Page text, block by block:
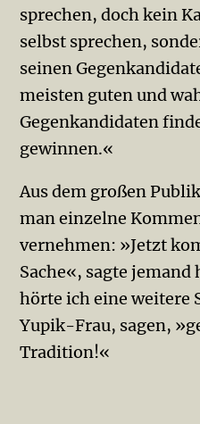
sprechen, doch kein
selbst sprechen,
seinen
meisten guten und
Gegenkandidaten
gewinnen.«
Aus dem großen
man einzelne
vernehmen: »Jetzt
Sache«, sagte
hörte ich eine weitere
Yupik-Frau, sagen,
Tradition!«